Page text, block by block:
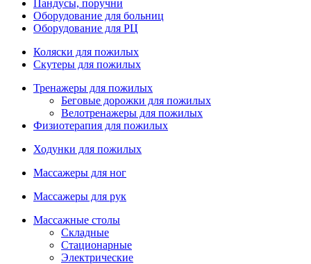
Пандусы, поручни
Оборудование для больниц
Оборудование для РЦ
Коляски для пожилых
Скутеры для пожилых
Тренажеры для пожилых
Беговые дорожки для пожилых
Велотренажеры для пожилых
Физиотерапия для пожилых
Ходунки для пожилых
Массажеры для ног
Массажеры для рук
Массажные столы
Складные
Стационарные
Электрические